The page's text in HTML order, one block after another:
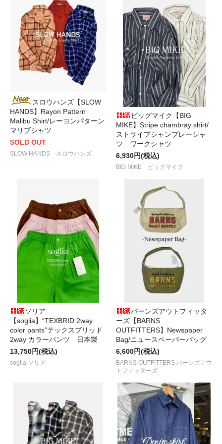
スロウハンズ【SLOW
HANDS】Rayon Pattern
Malibu Shirt/レーヨンパターン
マリブシャツ
SOLD OUT
SLOW HANDS スロウハンズ
ビッグマイク【BIG
MIKE】Stripe chambray shirt/
ストライプシャンブレーシャ
ツ ワークシャツ
6,930円(税込)
BIG MIKE ビッグマイク
ソリア
【soglia】“TEXBRID 2way
color pants”テックスブリッド
2way カラーパンツ 日本製
13,750円(税込)
soglia ソリア
バーンズアウトフィッタ
ーズ【BARNS
OUTFITTERS】Newspaper
Bag/ニュースペーパーバッグ
6,600円(税込)
BARNS OUTFITTERS バーンズアウ
トフィッターズ